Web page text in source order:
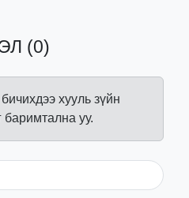
(0)
бичихдээ хууль зүйн
баримтална уу.